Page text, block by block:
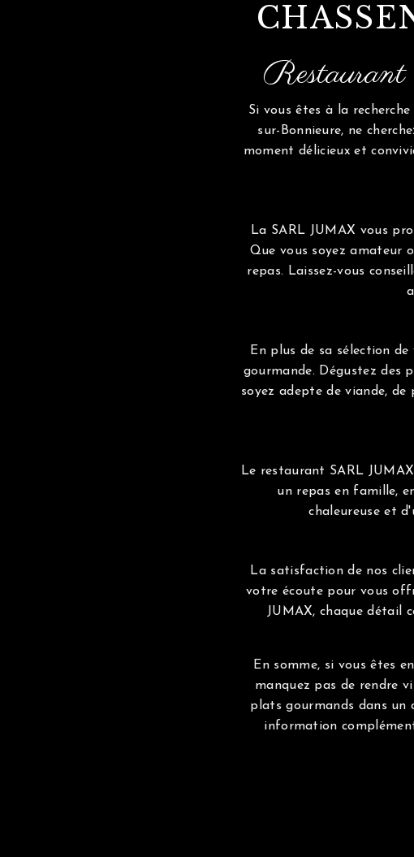
Si vous êtes à la
sur-Bonnieure, ne
moment délicieux et
La SARL JUMAX vous
Que vous soyez amateur
repas. Laissez-vous
En plus de sa sélection
gourmande. Dégustez des
soyez adepte de viande,
Le restaurant SARL
un repas en famille,
chaleureuse et
La satisfaction de nos
votre écoute pour vous
JUMAX, chaque détail
En somme, si vous êtes
manquez pas de rendre
plats gourmands dans un
information